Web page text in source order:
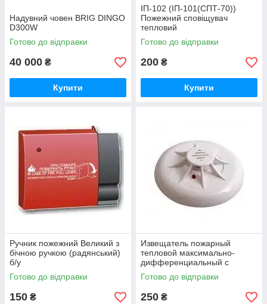
Надувний човен BRIG DINGO
D300W
Готово до відправки
40 000 ₴
Купити
ІП-102 (ІП-101(СПТ-70))
Пожежний сповіщувач
тепловий
Готово до відправки
200 ₴
Купити
Ручник пожежний Великий з
бічною ручкою (радянський)
б/у
Готово до відправки
150 ₴
Извещатель пожарный
тепловой максимально-
дифференциальный с
индикацией дежурного
режима ТПТ-4
Готово до відправки
250 ₴